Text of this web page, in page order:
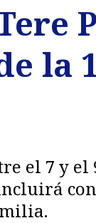
la
el 7 y